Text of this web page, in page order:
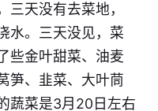
三天没有去菜地，
水。三天没见，菜
些金叶甜菜、油麦
笋、韭菜、大叶茼
蔬菜是3月20日左右